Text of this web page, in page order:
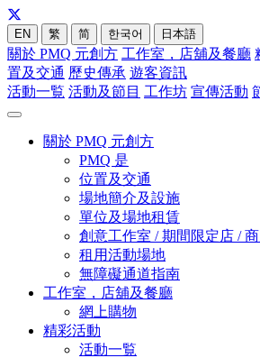
EN 繁 简 한국어 日本語
關於 PMQ 元創方 工作室，店舖及餐廳
置及交通 歷史傳承 遊客資訊
活動一覧 活動及節目 工作坊 宣傳活動
關於 PMQ 元創方
PMQ 是
位置及交通
場地簡介及設施
單位及場地租賃
創意工作室 / 期間限定店 /
租用活動場地
無障礙通道指南
工作室，店舖及餐廳
網上購物
精彩活動
活動一覧